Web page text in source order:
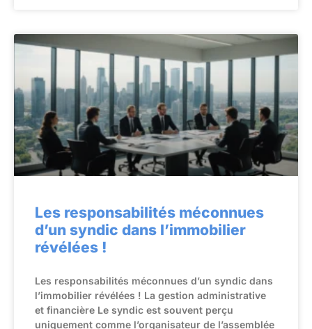
Les responsabilités méconnues
d’un syndic dans l’immobilier
révélées !
Les responsabilités méconnues d’un syndic dans
l’immobilier révélées ! La gestion administrative
et financière Le syndic est souvent perçu
uniquement comme l’organisateur de l’assemblée